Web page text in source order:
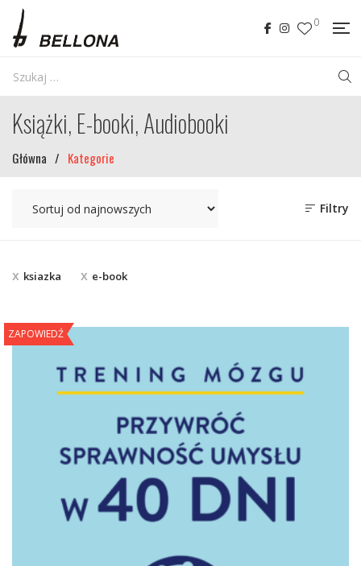
0
Książki, E-booki, Audiobooki
Główna / Kategorie
Filtry
ksiazka e-book
ZAPOWIEDŹ